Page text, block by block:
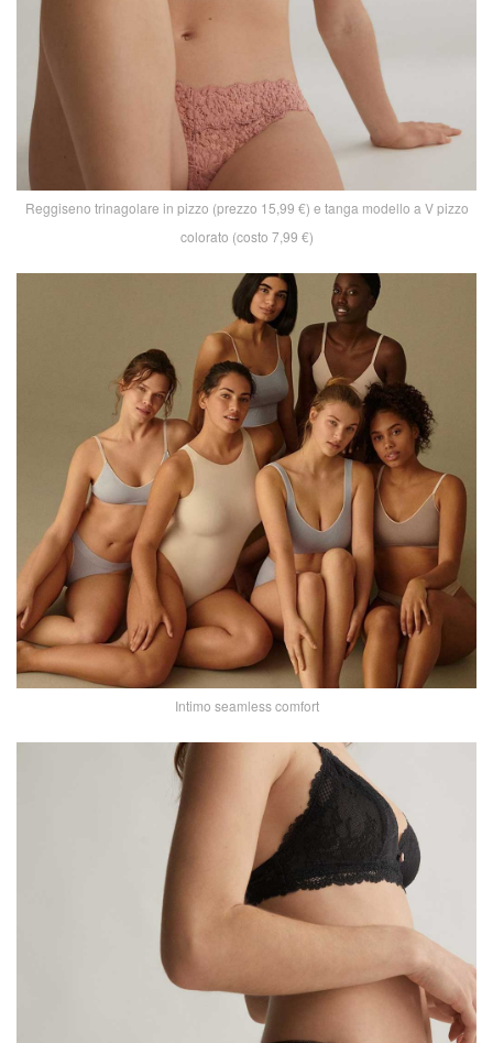
Reggiseno trinagolare in pizzo (prezzo 15,99 €) e tanga modello a V pizzo
colorato (costo 7,99 €)
Intimo seamless comfort